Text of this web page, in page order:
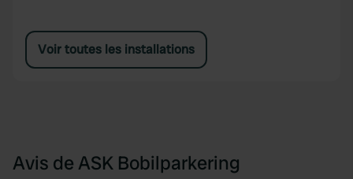
Voir toutes les installations
Avis de ASK Bobilparkering